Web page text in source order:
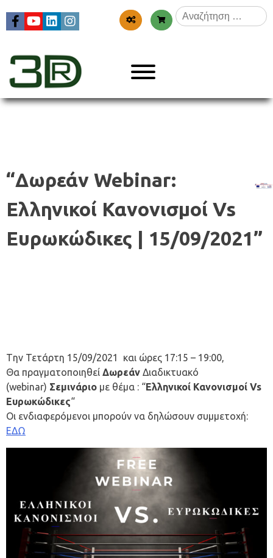
Αναζήτηση
για:
3dr
“Δωρεάν Webinar:
Ελληνικοί Κανονισμοί Vs
Ευρωκώδικες | 15/09/2021”
Tην Τετάρτη 15/09/2021 και ώρες 17:15 – 19:00,
Θα πραγματοποιηθεί Δωρεάν Διαδικτυακό
(webinar) Σεμινάριο με θέμα : “Ελληνικοί Κανονισμοί Vs
Ευρωκώδικες“
Οι ενδιαφερόμενοι μπορούν να δηλώσουν συμμετοχή:
ΕΔΩ